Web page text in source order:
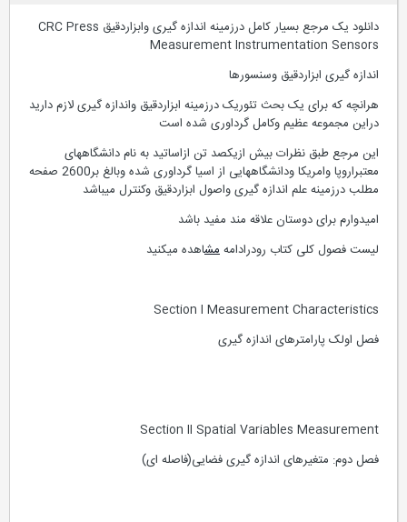
دانلود یک مرجع بسیار کامل درزمینه اندازه گیری وابزاردقیق CRC Press
Measurement Instrumentation Sensors
اندازه گیری ابزاردقیق وسنسورها
هرانچه که برای یک بحث تئوریک درزمینه ابزاردقیق واندازه گیری لازم دارید
دراین مجموعه عظیم وکامل گرداوری شده است
این مرجع طبق نظرات بیش ازیکصد تن ازاساتید به نام دانشگاههای
معتبراروپا وامریکا ودانشگاههایی از اسیا گرداوری شده وبالغ بر2600 صفحه
مطلب درزمینه علم اندازه گیری واصول ابزاردقیق وکنترل میباشد
امیدوارم برای دوستان علاقه مند مفید باشد
لیست فصول کلی کتاب رودرادامهمشاهده میکنید
Section I Measurement Characteristics
فصل اولک پارامترهای اندازه گیری
Section II Spatial Variables Measurement
فصل دوم: متغیرهای اندازه گیری فضایی(فاصله ای)